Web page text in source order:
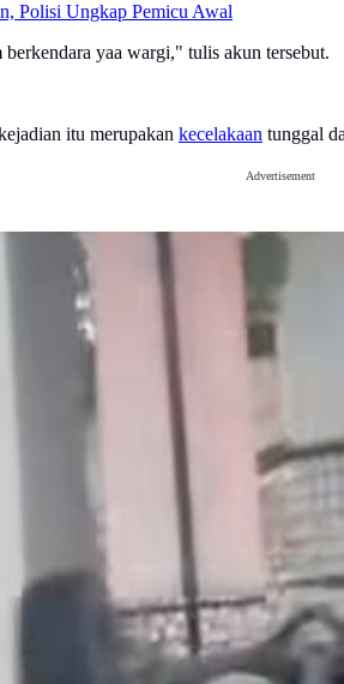
Polisi Ungkap Pemicu Awal
yaa wargi," tulis akun tersebut.
itu merupakan kecelakaan tunggal
Advertisement